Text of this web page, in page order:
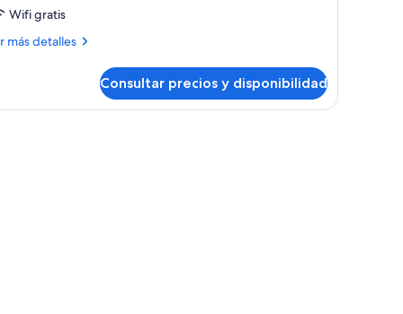
Wifi gratis
más detalles
Consultar precios y disponibilidad